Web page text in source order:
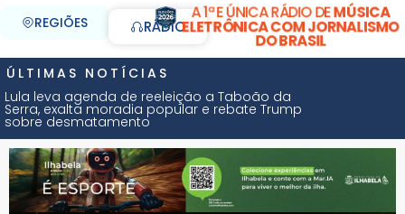
REGIÕES RÁDIO
A 1ª E ÚNICA RÁDIO DEMÚSICA
ELETRÔNICA COM JORNALISMO
DO BRASIL
ÚLTIMAS NOTÍCIAS
Lula leva agenda de reeleição a Taboão da
Serra, exalta moradia popular e rebate Trump
sobre desmatamento